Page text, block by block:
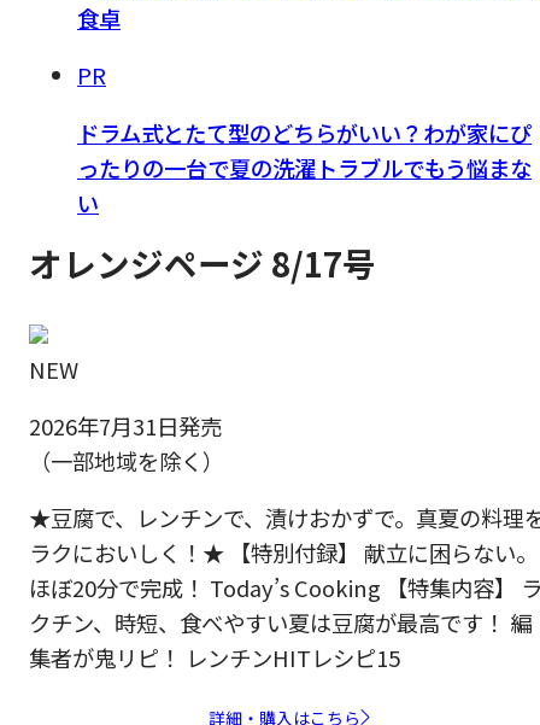
食卓
PR
ドラム式とたて型のどちらがいい？わが家にぴ
ったりの一台で夏の洗濯トラブルでもう悩まな
い
オレンジページ 8/17号
NEW
2026年7月31日発売
（一部地域を除く）
★豆腐で、レンチンで、漬けおかずで。真夏の料理
ラクにおいしく！★ 【特別付録】 献立に困らない。
ほぼ20分で完成！ Today’s Cooking 【特集内容】
クチン、時短、食べやすい夏は豆腐が最高です！ 編
集者が鬼リピ！ レンチンHITレシピ15
詳細・購入はこちら